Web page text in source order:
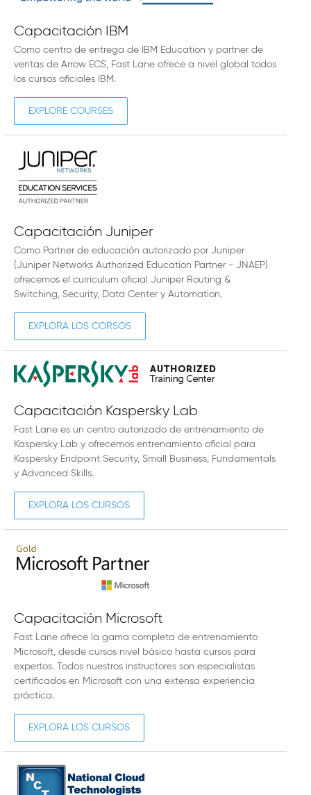
Capacitación IBM
Como centro de entrega de IBM Education y partner de
ventas de Arrow ECS, Fast Lane ofrece a nivel global todos
los cursos oficiales IBM.
EXPLORE COURSES
Capacitación Juniper
Como Partner de educación autorizado por Juniper
(Juniper Networks Authorized Education Partner - JNAEP)
ofrecemos el currículum oficial Juniper Routing &
Switching, Security, Data Center y Automation.
EXPLORA LOS CORSOS
Capacitación Kaspersky Lab
Fast Lane es un centro autorizado de entrenamiento de
Kaspersky Lab y ofrecemos entrenamiento oficial para
Kaspersky Endpoint Security, Small Business, Fundamentals
y Advanced Skills.
EXPLORA LOS CURSOS
Capacitación Microsoft
Fast Lane ofrece la gama completa de entrenamiento
Microsoft, desde cursos nivel básico hasta cursos para
expertos. Todos nuestros instructores son especialistas
certificados en Microsoft con una extensa experiencia
práctica.
EXPLORA LOS CURSOS